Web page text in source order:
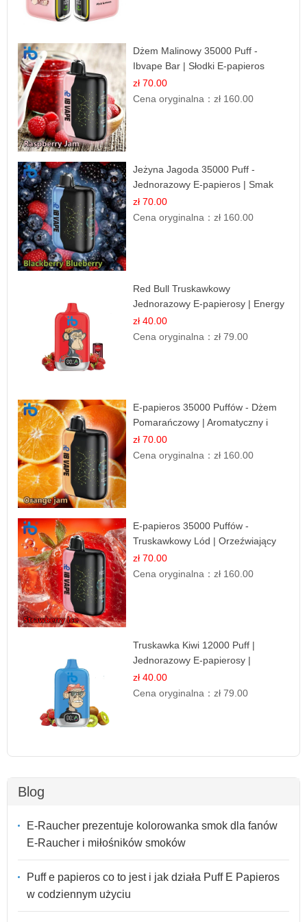
Dżem Malinowy 35000 Puff -
Ibvape Bar | Słodki E-papieros
Jednorazowy
zł 70.00
Cena oryginalna：zł 160.00
Jeżyna Jagoda 35000 Puff -
Jednorazowy E-papieros | Smak
Leśnych Owoców
zł 70.00
Cena oryginalna：zł 160.00
Red Bull Truskawkowy
Jednorazowy E-papierosy | Energy
Drink Smak
zł 40.00
Cena oryginalna：zł 79.00
E-papieros 35000 Puffów - Dżem
Pomarańczowy | Aromatyczny i
Długotrwały
zł 70.00
Cena oryginalna：zł 160.00
E-papieros 35000 Puffów -
Truskawkowy Lód | Orzeźwiający
Smak
zł 70.00
Cena oryginalna：zł 160.00
Truskawka Kiwi 12000 Puff |
Jednorazowy E-papierosy |
Owocowa Mieszanka
zł 40.00
Cena oryginalna：zł 79.00
Blog
E-Raucher prezentuje kolorowanka smok dla fanów
E-Raucher i miłośników smoków
Puff e papieros co to jest i jak działa Puff E Papieros
w codziennym użyciu